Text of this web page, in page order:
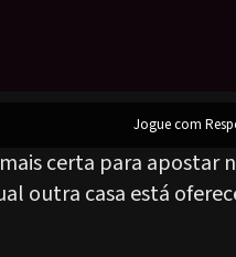
Jogue com
certa para apostar
outra casa está